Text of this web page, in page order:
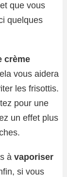
que vous
quelques
crème
vous aidera
les frisottis.
pour une
un effet plus
à vaporiser
si vous